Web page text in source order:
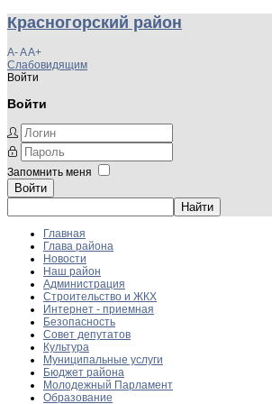
Красногорский район
A-AA+
Слабовидящим
Войти
Войти
Запомнить меня
Войти
Главная
Глава района
Новости
Наш район
Администрация
Строительство и ЖКХ
Интернет - приемная
Безопасность
Совет депутатов
Культура
Муниципальные услуги
Бюджет района
Молодежный Парламент
Образование